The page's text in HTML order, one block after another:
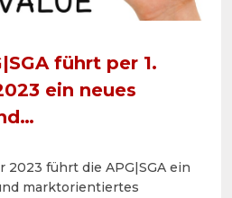
führt per 1.
ein neues
2023 führt die APG|SGA ein
marktorientiertes